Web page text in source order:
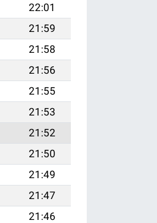
22:01
21:59
21:58
21:56
21:55
21:53
21:52
21:50
21:49
21:47
21:46